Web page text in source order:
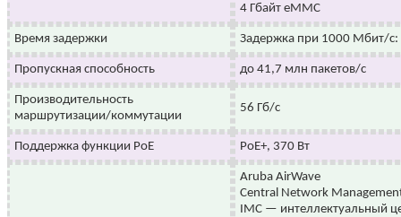
4 Гбайт eMMC
Время задержки Задержка при 1000 Мбит/с:
Пропускная способность до 41,7 млн пакетов/с
Производительность
маршрутизации/коммутации
56 Гб/с
Поддержка функции PoE PoE+, 370 Вт
Aruba AirWave
Central Network
IMC — интеллектуальный